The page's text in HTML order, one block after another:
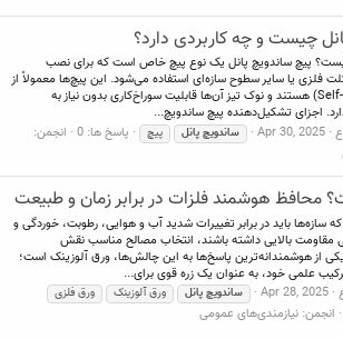
چیست و چه کاربردی دارد؟
پیچ ساندویچ پانل یک نوع پیچ خاص است که برای نصب
فلزی یا سایر سطوح سازه‌ای استفاده می‌شود. این پیچ‌ها معمولاً از
نوع خودکار (Self-Drilling) هستند و نوک تیز آن‌ها قابلیت سوراخ‌کاری بدون نیاز به
اجزای تشکیل‌دهنده پیچ ساندویچ...
Apr 30, 2025 ساندویچ پانل پیچ پاسخ ها: 0
انجمن:
محافظ هوشمند فلزات در برابر زمان و طبیعت
سازه‌ها باید در برابر تغییرات شدید آب و هوایی، رطوبت، خوردگی و
بالایی داشته باشند، انتخاب مصالح مناسب نقش
از هوشمندانه‌ترین پاسخ‌ها به این چالش‌ها، ورق آلوزینک است؛
علمی خود، به عنوان یک زره قوی برای...
Apr 28, 2025 ساندویچ پانل ورق آلوزینک
ورق فلزی
انجمن: نیازمندی‌های عمومی